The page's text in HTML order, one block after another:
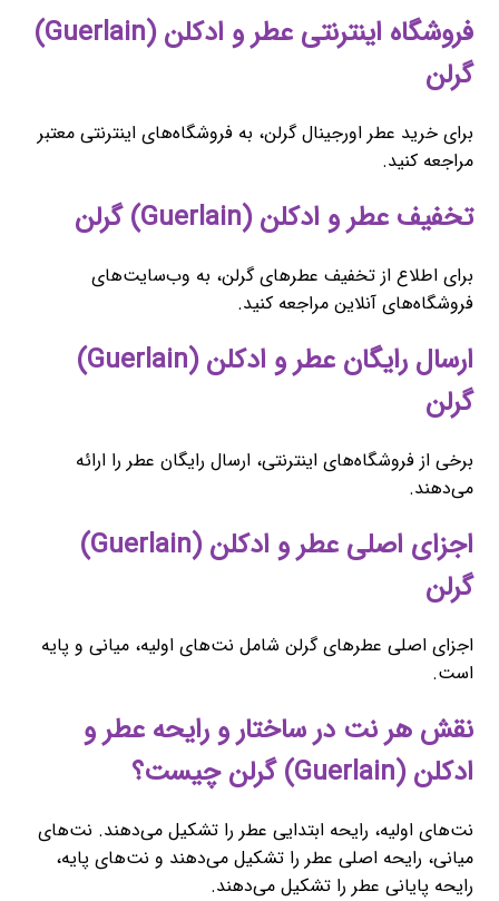
فروشگاه اینترنتی عطر و ادکلن (Guerlain)
گرلن
برای خرید عطر اورجینال گرلن، به فروشگاه‌های اینترنتی معتبر
مراجعه کنید.
تخفیف عطر و ادکلن (Guerlain) گرلن
برای اطلاع از تخفیف عطرهای گرلن، به وب‌سایت‌های
فروشگاه‌های آنلاین مراجعه کنید.
ارسال رایگان عطر و ادکلن (Guerlain)
گرلن
برخی از فروشگاه‌های اینترنتی، ارسال رایگان عطر را ارائه
می‌دهند.
اجزای اصلی عطر و ادکلن (Guerlain)
گرلن
اجزای اصلی عطرهای گرلن شامل نت‌های اولیه، میانی و پایه
است.
نقش هر نت در ساختار و رایحه عطر و
ادکلن (Guerlain) گرلن چیست؟
نت‌های اولیه، رایحه ابتدایی عطر را تشکیل می‌دهند. نت‌های
میانی، رایحه اصلی عطر را تشکیل می‌دهند و نت‌های پایه،
رایحه پایانی عطر را تشکیل می‌دهند.